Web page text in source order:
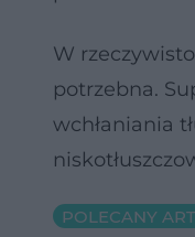
W
potrzebna.
wchłaniania
POLECANY